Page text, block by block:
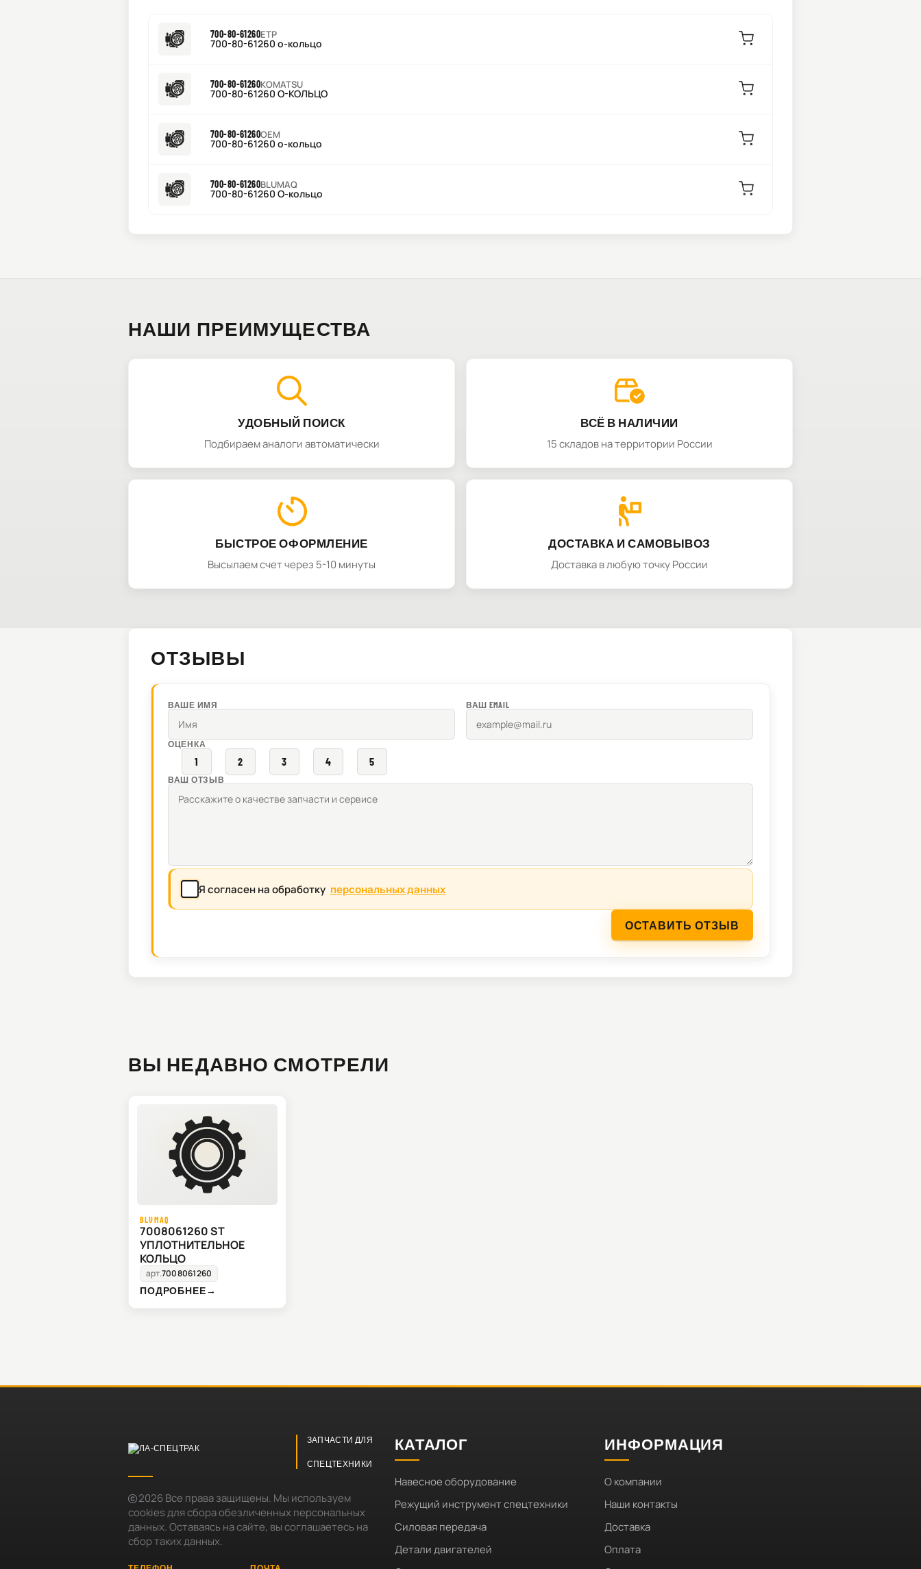
700-80-61260ETP
700-80-61260 о-кольцо
700-80-61260KOMATSU
700-80-61260 О-КОЛЬЦО
700-80-61260OEM
700-80-61260 о-кольцо
700-80-61260BLUMAQ
700-80-61260 О-кольцо
НАШИ ПРЕИМУЩЕСТВА
УДОБНЫЙ ПОИСК
Подбираем аналоги автоматически
ВСЁ В НАЛИЧИИ
15 складов на территории России
БЫСТРОЕ ОФОРМЛЕНИЕ
Высылаем счет через 5-10 минуты
ДОСТАВКА И САМОВЫВОЗ
Доставка в любую точку России
ОТЗЫВЫ
ВАШЕ ИМЯ ВАШ EMAIL
ОЦЕНКА
1 2 3 4 5
ВАШ ОТЗЫВ
Я согласен на обработку персональных данных
ОСТАВИТЬ ОТЗЫВ
ВЫ НЕДАВНО СМОТРЕЛИ
BLUMAQ
7008061260 ST
УПЛОТНИТЕЛЬНОЕ
КОЛЬЦО
арт.7008061260
ПОДРОБНЕЕ→
ЗАПЧАСТИ ДЛЯ
СПЕЦТЕХНИКИ
2026Все права защищены. Мы используем
cookies для сбора обезличенных персональных
данных. Оставаясь на сайте, вы соглашаетесь на
сбор таких данных.
КАТАЛОГ
Навесное оборудование
Режущий инструмент спецтехники
Силовая передача
Детали двигателей
ИНФОРМАЦИЯ
О компании
Наши контакты
Доставка
Оплата